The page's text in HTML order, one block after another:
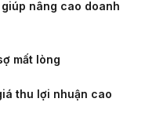
nâng cao doanh
mất lòng
thu lợi nhuận cao